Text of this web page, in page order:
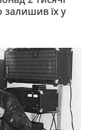
залишив їх у